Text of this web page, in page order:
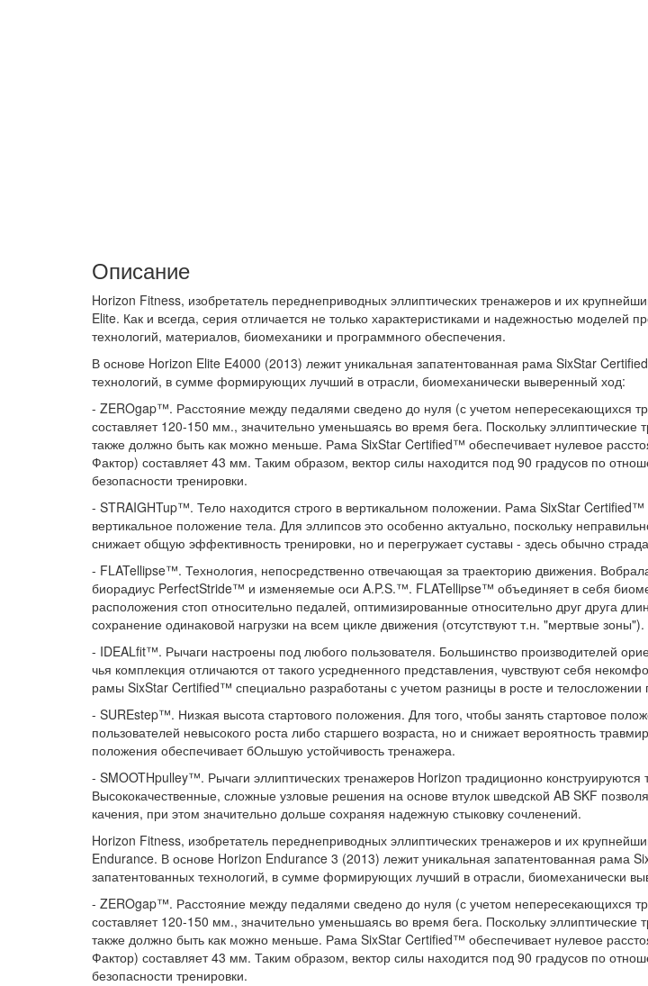
Описание
Horizon Fitness, изобретатель переднеприводных эллиптических тренажеров и их
Elite. Как и всегда, серия отличается не только характеристиками и надежностью
технологий, материалов, биомеханики и программного обеспечения.
В основе Horizon Elite E4000 (2013) лежит уникальная запатентованная рама SixStar
технологий, в сумме формирующих лучший в отрасли, биомеханически выверенный ход:
- ZEROgap™. Расстояние между педалями сведено до нуля (с учетом непересекающихся
составляет 120-150 мм., значительно уменьшаясь во время бега. Поскольку
также должно быть как можно меньше. Рама SixStar Certified™ обеспечивает нулевое
Фактор) составляет 43 мм. Таким образом, вектор силы находится под 90 градусов по
безопасности тренировки.
- STRAIGHTup™. Тело находится строго в вертикальном положении. Рама SixStar
вертикальное положение тела. Для эллипсов это особенно актуально, поскольку
снижает общую эффективность тренировки, но и перегружает суставы - здесь обычно
- FLATellipse™. Технология, непосредственно отвечающая за траекторию движения.
биорадиус PerfectStride™ и изменяемые оси A.P.S.™. FLATellipse™ объединяет в себя
расположения стоп относительно педалей, оптимизированные относительно друг друга
сохранение одинаковой нагрузки на всем цикле движения (отсутствуют т.н. "мертвые зоны").
- IDEALfit™. Рычаги настроены под любого пользователя. Большинство производителей
чья комплекция отличаются от такого усредненного представления, чувствуют себя
рамы SixStar Certified™ специально разработаны с учетом разницы в росте и телосложении
- SUREstep™. Низкая высота стартового положения. Для того, чтобы занять стартовое
пользователей невысокого роста либо старшего возраста, но и снижает вероятность
положения обеспечивает бОльшую устойчивость тренажера.
- SMOOTHpulley™. Рычаги эллиптических тренажеров Horizon традиционно
Высококачественные, сложные узловые решения на основе втулок шведской AB SKF
качения, при этом значительно дольше сохраняя надежную стыковку сочленений.
Horizon Fitness, изобретатель переднеприводных эллиптических тренажеров и их
Endurance. В основе Horizon Endurance 3 (2013) лежит уникальная запатентованная рама
запатентованных технологий, в сумме формирующих лучший в отрасли, биомеханически
- ZEROgap™. Расстояние между педалями сведено до нуля (с учетом непересекающихся
составляет 120-150 мм., значительно уменьшаясь во время бега. Поскольку
также должно быть как можно меньше. Рама SixStar Certified™ обеспечивает нулевое
Фактор) составляет 43 мм. Таким образом, вектор силы находится под 90 градусов по
безопасности тренировки.